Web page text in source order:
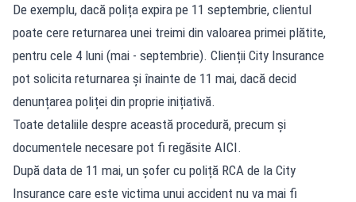
De exemplu, dacă polița expira pe 11 septembrie, clientul
poate cere returnarea unei treimi din valoarea primei plătite,
pentru cele 4 luni (mai - septembrie). Clienții City Insurance
pot solicita returnarea și înainte de 11 mai, dacă decid
denunțarea poliței din proprie inițiativă.
Toate detaliile despre această procedură, precum și
documentele necesare pot fi regăsite AICI.
După data de 11 mai, un șofer cu poliță RCA de la City
Insurance care este victima unui accident nu va mai fi